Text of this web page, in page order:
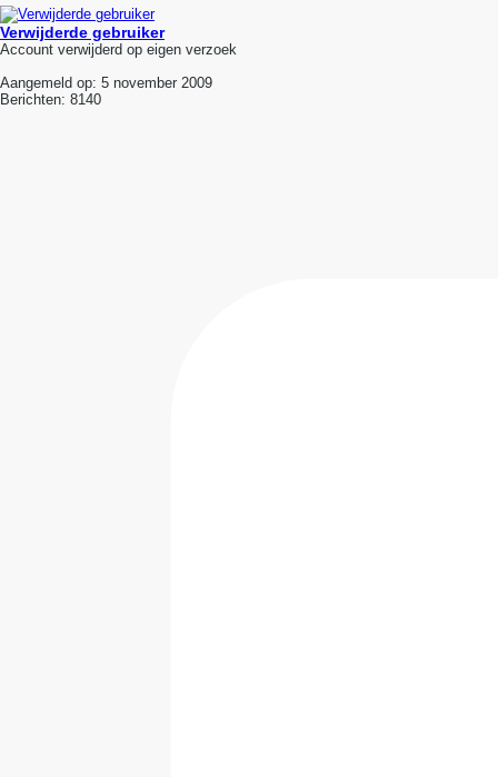
Verwijderde gebruiker
Account verwijderd op eigen verzoek
Aangemeld op: 5 november 2009
Berichten: 8140